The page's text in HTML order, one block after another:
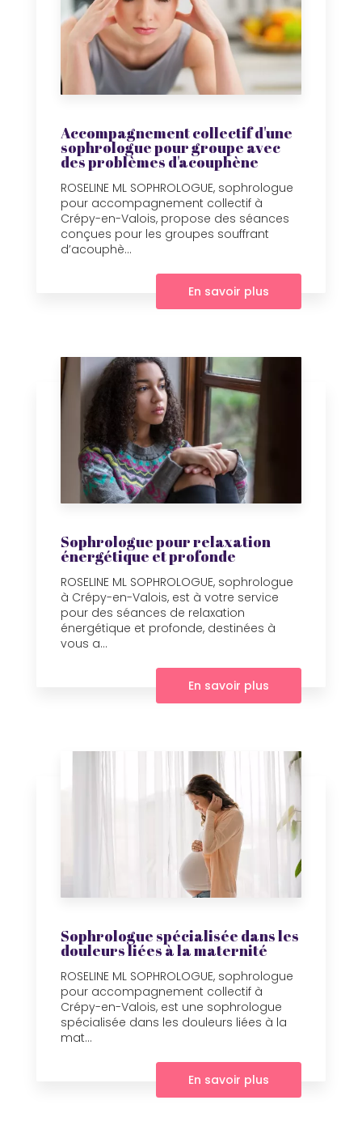
Accompagnement collectif d'une
sophrologue pour groupe avec
des problèmes d'acouphène
ROSELINE ML SOPHROLOGUE, sophrologue
pour accompagnement collectif à
Crépy-en-Valois, propose des séances
conçues pour les groupes souffrant
d’acouphè...
En savoir plus
Sophrologue pour relaxation
énergétique et profonde
ROSELINE ML SOPHROLOGUE, sophrologue
à Crépy-en-Valois, est à votre service
pour des séances de relaxation
énergétique et profonde, destinées à
vous a...
En savoir plus
Sophrologue spécialisée dans les
douleurs liées à la maternité
ROSELINE ML SOPHROLOGUE, sophrologue
pour accompagnement collectif à
Crépy-en-Valois, est une sophrologue
spécialisée dans les douleurs liées à la
mat...
En savoir plus